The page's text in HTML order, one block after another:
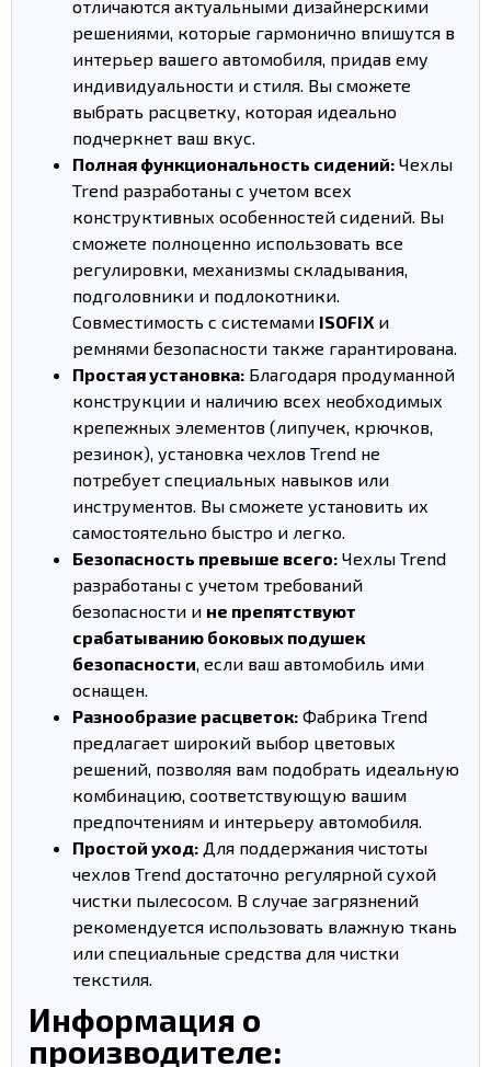
отличаются актуальными дизайнерскими
решениями, которые гармонично впишутся в
интерьер вашего автомобиля, придав ему
индивидуальности и стиля. Вы сможете
выбрать расцветку, которая идеально
подчеркнет ваш вкус.
Полная функциональность сидений: Чехлы
Trend разработаны с учетом всех
конструктивных особенностей сидений. Вы
сможете полноценно использовать все
регулировки, механизмы складывания,
подголовники и подлокотники.
Совместимость с системами ISOFIX и
ремнями безопасности также гарантирована.
Простая установка: Благодаря продуманной
конструкции и наличию всех необходимых
крепежных элементов (липучек, крючков,
резинок), установка чехлов Trend не
потребует специальных навыков или
инструментов. Вы сможете установить их
самостоятельно быстро и легко.
Безопасность превыше всего: Чехлы Trend
разработаны с учетом требований
безопасности и не препятствуют
срабатыванию боковых подушек
безопасности, если ваш автомобиль ими
оснащен.
Разнообразие расцветок: Фабрика Trend
предлагает широкий выбор цветовых
решений, позволяя вам подобрать идеальную
комбинацию, соответствующую вашим
предпочтениям и интерьеру автомобиля.
Простой уход: Для поддержания чистоты
чехлов Trend достаточно регулярной сухой
чистки пылесосом. В случае загрязнений
рекомендуется использовать влажную ткань
или специальные средства для чистки
текстиля.
Информация о
производителе: